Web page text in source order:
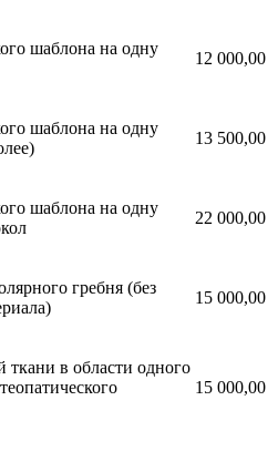
шаблона на одну
12 000,00
шаблона на одну
13 500,00
шаблона на одну
22 000,00
гребня (без
15 000,00
ткани в области одного
15 000,00